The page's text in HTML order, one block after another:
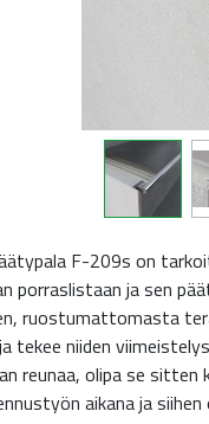
F-209s on
porraslistaan ja sen
ruostumattomasta
tekee niiden
reunaa, olipa se
aikana ja